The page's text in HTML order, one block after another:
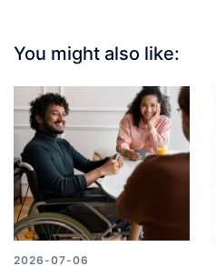
You might also like:
2026-07-06